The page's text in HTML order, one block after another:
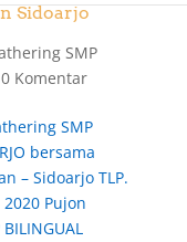
Sidoarjo
SMP
0 Komentar
SMP
bersama
– Sidoarjo TLP.
Pujon